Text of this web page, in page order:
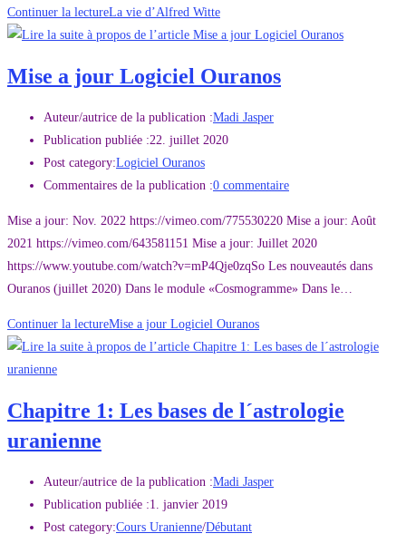
Continuer la lectureLa vie d’Alfred Witte
Mise a jour Logiciel Ouranos
Auteur/autrice de la publication :Madi Jasper
Publication publiée :22. juillet 2020
Post category:Logiciel Ouranos
Commentaires de la publication :0 commentaire
Mise a jour: Nov. 2022 https://vimeo.com/775530220 Mise a jour: Août
2021 https://vimeo.com/643581151 Mise a jour: Juillet 2020
https://www.youtube.com/watch?v=mP4Qje0zqSo Les nouveautés dans
Ouranos (juillet 2020) Dans le module «Cosmogramme» Dans le…
Continuer la lectureMise a jour Logiciel Ouranos
Chapitre 1: Les bases de l´astrologie
uranienne
Auteur/autrice de la publication :Madi Jasper
Publication publiée :1. janvier 2019
Post category:Cours Uranienne/Débutant